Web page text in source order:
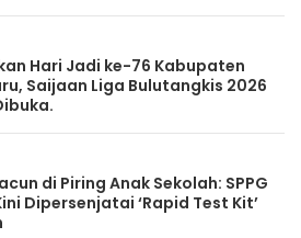
Hari Jadi ke-76 Kabupaten
Saijaan Liga Bulutangkis 2026
di Piring Anak Sekolah: SPPG
Dipersenjatai ‘Rapid Test Kit’